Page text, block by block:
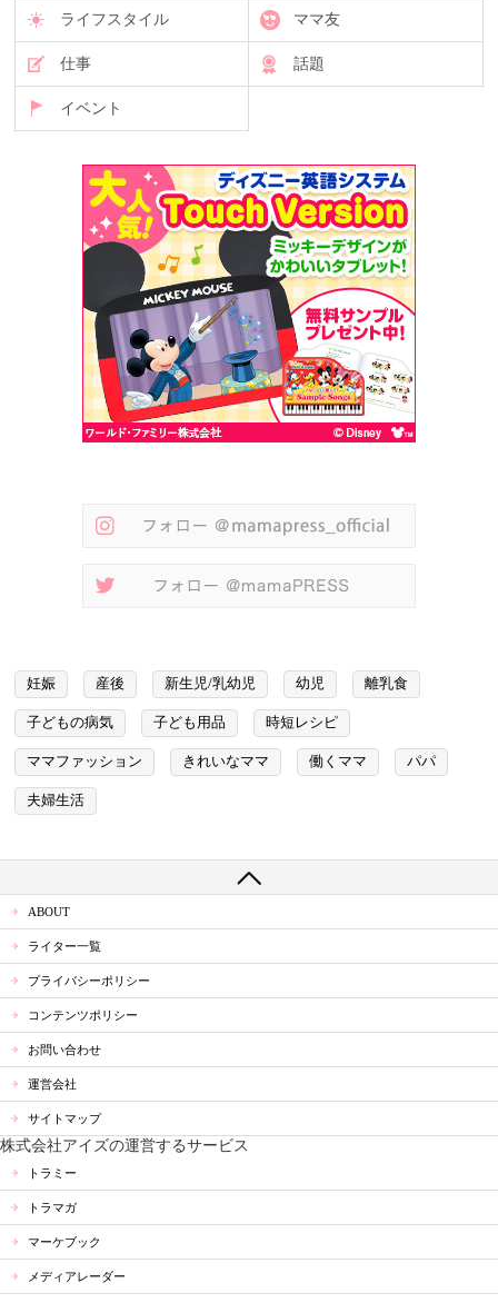
ライフスタイル ママ友
仕事 話題
イベント
妊娠 産後 新生児/乳幼児 幼児 離乳食
子どもの病気 子ども用品 時短レシピ
ママファッション きれいなママ 働くママ パパ
夫婦生活
ABOUT
ライター一覧
プライバシーポリシー
コンテンツポリシー
お問い合わせ
運営会社
サイトマップ
株式会社アイズの運営するサービス
トラミー
トラマガ
マーケブック
メディアレーダー